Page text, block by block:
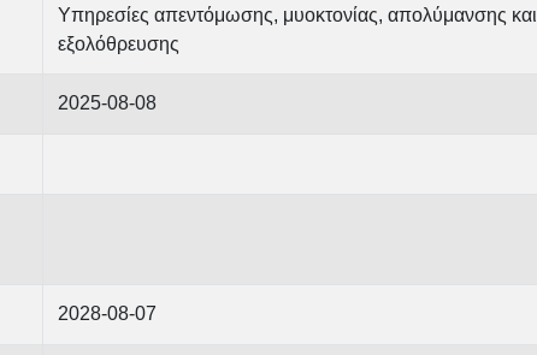
Υπηρεσίες απεντόμωσης, μυοκτονίας, απολύμανσης και
εξολόθρευσης
2025-08-08
2028-08-07